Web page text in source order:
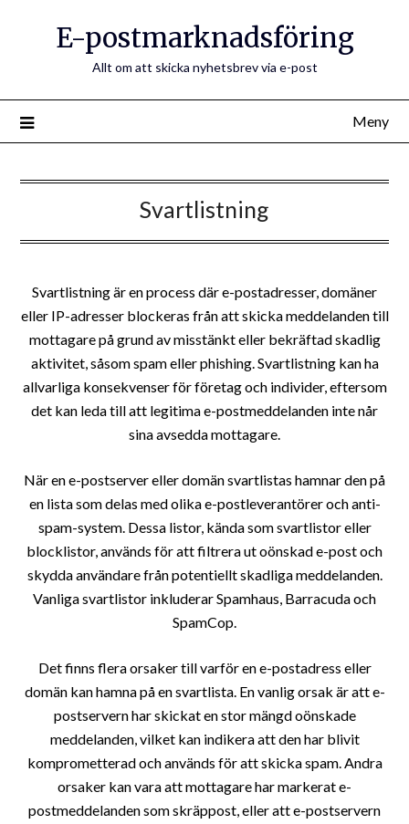
E-postmarknadsföring
Allt om att skicka nyhetsbrev via e-post
Meny
Svartlistning
Svartlistning är en process där e-postadresser, domäner
eller IP-adresser blockeras från att skicka meddelanden till
mottagare på grund av misstänkt eller bekräftad skadlig
aktivitet, såsom spam eller phishing. Svartlistning kan ha
allvarliga konsekvenser för företag och individer, eftersom
det kan leda till att legitima e-postmeddelanden inte når
sina avsedda mottagare.
När en e-postserver eller domän svartlistas hamnar den på
en lista som delas med olika e-postleverantörer och anti-
spam-system. Dessa listor, kända som svartlistor eller
blocklistor, används för att filtrera ut oönskad e-post och
skydda användare från potentiellt skadliga meddelanden.
Vanliga svartlistor inkluderar Spamhaus, Barracuda och
SpamCop.
Det finns flera orsaker till varför en e-postadress eller
domän kan hamna på en svartlista. En vanlig orsak är att e-
postservern har skickat en stor mängd oönskade
meddelanden, vilket kan indikera att den har blivit
komprometterad och används för att skicka spam. Andra
orsaker kan vara att mottagare har markerat e-
postmeddelanden som skräppost, eller att e-postservern